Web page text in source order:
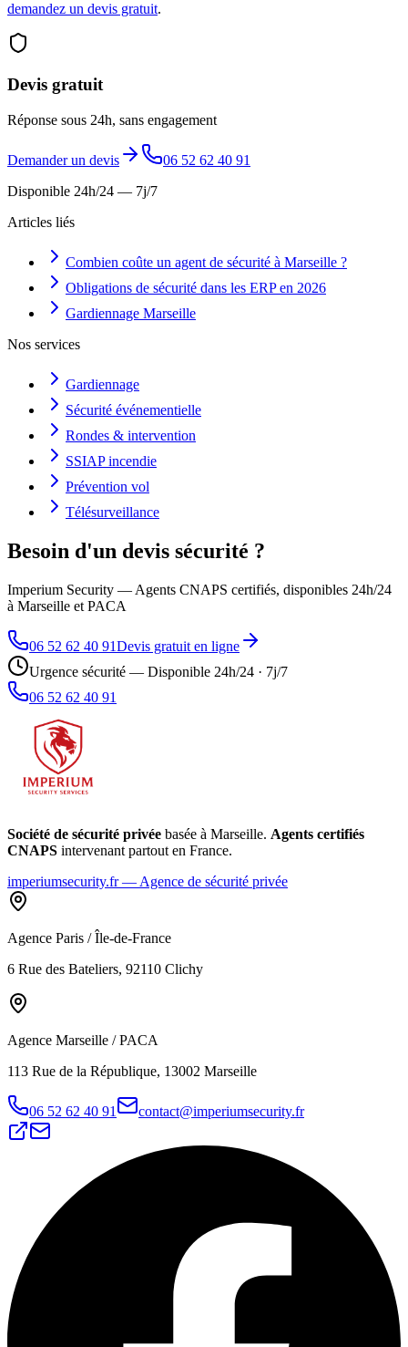
demandez un devis gratuit.
Devis gratuit
Réponse sous 24h, sans engagement
Demander un devis
06 52 62 40 91
Disponible 24h/24 — 7j/7
Articles liés
Combien coûte un agent de sécurité à Marseille ?
Obligations de sécurité dans les ERP en 2026
Gardiennage Marseille
Nos services
Gardiennage
Sécurité événementielle
Rondes & intervention
SSIAP incendie
Prévention vol
Télésurveillance
Besoin d'un devis sécurité ?
Imperium Security — Agents CNAPS certifiés, disponibles 24h/24
à Marseille et PACA
06 52 62 40 91Devis gratuit en ligne
Urgence sécurité — Disponible 24h/24 · 7j/7
06 52 62 40 91
Société de sécurité privée basée à Marseille. Agents certifiés
CNAPS intervenant partout en France.
imperiumsecurity.fr — Agence de sécurité privée
Agence Paris / Île-de-France
6 Rue des Bateliers, 92110 Clichy
Agence Marseille / PACA
113 Rue de la République, 13002 Marseille
06 52 62 40 91 contact@imperiumsecurity.fr